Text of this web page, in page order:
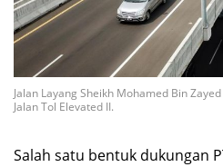
Jalan Layang Sheikh Mohamed Bin
Jalan Tol Elevated II.
Salah satu bentuk dukungan